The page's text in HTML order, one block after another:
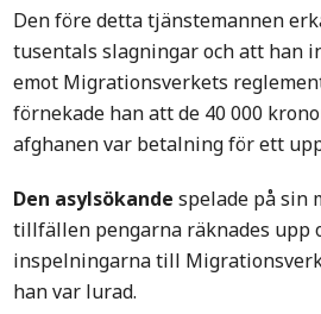
Den före detta tjänstemannen
tusentals slagningar och att han
emot Migrationsverkets
förnekade han att de 40 000
afghanen var betalning för ett
Den asylsökandespelade på
tillfällen pengarna räknades upp
inspelningarna till
han var lurad.